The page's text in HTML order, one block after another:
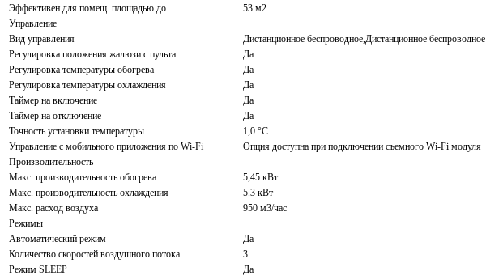
Эффективен для помещ. площадью до
53 м2
Управление
Вид управления
Дистанционное беспроводное,Дистанционное беспроводное
Регулировка положения жалюзи с пульта
Да
Регулировка температуры обогрева
Да
Регулировка температуры охлаждения
Да
Таймер на включение
Да
Таймер на отключение
Да
Точность установки температуры
1,0 °С
Управление c мобильного приложения по Wi-Fi
Опция доступна при подключении съемного Wi-Fi модуля
Производительность
Макс. производительность обогрева
5,45 кВт
Макс. производительность охлаждения
5.3 кВт
Макс. расход воздуха
950 м3/час
Режимы
Автоматический режим
Да
Количество скоростей воздушного потока
3
Режим SLEEP
Да